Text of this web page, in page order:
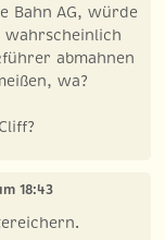
Bahn AG, würde
abmahnen
wa?
18:43